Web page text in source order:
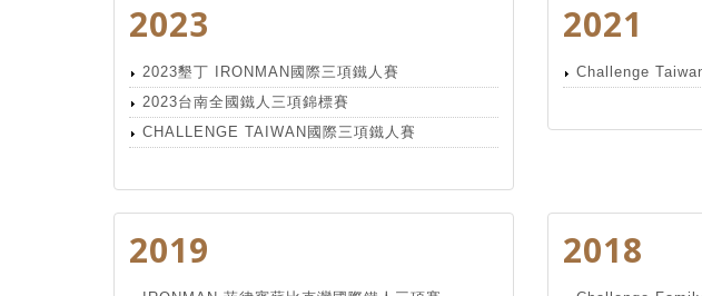
2023
2023墾丁 IRONMAN國際三項鐵人賽
2023台南全國鐵人三項錦標賽
CHALLENGE TAIWAN國際三項鐵人賽
2021
Challenge
2019 2018